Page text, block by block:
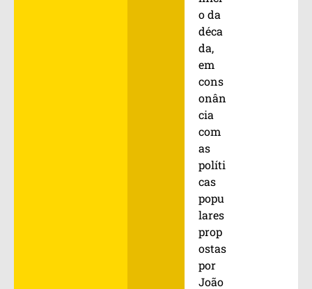
o da
déca
da,
em
cons
onân
cia
com
as
políti
cas
popu
lares
prop
ostas
por
João